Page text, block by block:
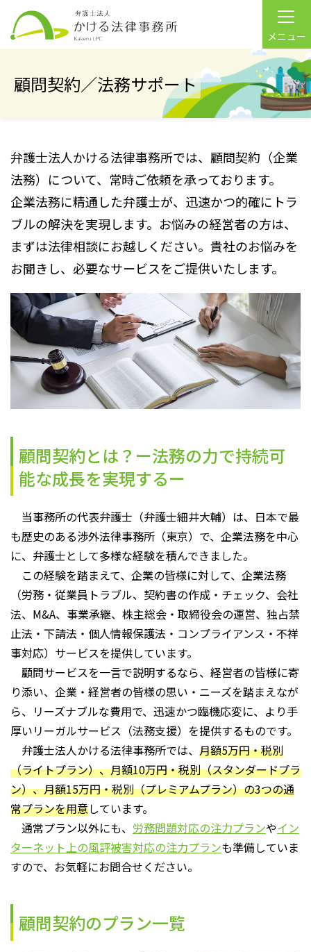
メニュー
顧問契約／法務サポート
弁護士法人かける法律事務所では、顧問契約（企業
法務）について、常時ご依頼を承っております。
企業法務に精通した弁護士が、迅速かつ的確にトラ
ブルの解決を実現します。お悩みの経営者の方は、
まずは法律相談にお越しください。貴社のお悩みを
お聞きし、必要なサービスをご提供いたします。
顧問契約とは？ー法務の力で持続可
能な成長を実現するー
当事務所の代表弁護士（弁護士細井大輔）は、日本で最
も歴史のある渉外法律事務所（東京）で、企業法務を中心
に、弁護士として多様な経験を積んできました。
この経験を踏まえて、企業の皆様に対して、企業法務
（労務・従業員トラブル、契約書の作成・チェック、会社
法、M&A、事業承継、株主総会・取締役会の運営、独占禁
止法・下請法・個人情報保護法・コンプライアンス・不祥
事対応）サービスを提供しています。
顧問サービスを一言で説明するなら、経営者の皆様に寄
り添い、企業・経営者の皆様の思い・ニーズを踏まえなが
ら、リーズナブルな費用で、迅速かつ臨機応変に、より手
厚いリーガルサービス（法務支援）を提供するものです。
弁護士法人かける法律事務所では、 月額5万円・税別
（ライトプラン）、月額10万円・税別（スタンダードプラ
ン）、月額15万円・税別（プレミアムプラン）の3つの通
常プランを用意しています。
通常プラン以外にも、 労務問題対応の注力プランやイン
ターネット上の風評被害対応の注力プランも準備していま
すので、お気軽にお問合せください。
顧問契約のプラン一覧